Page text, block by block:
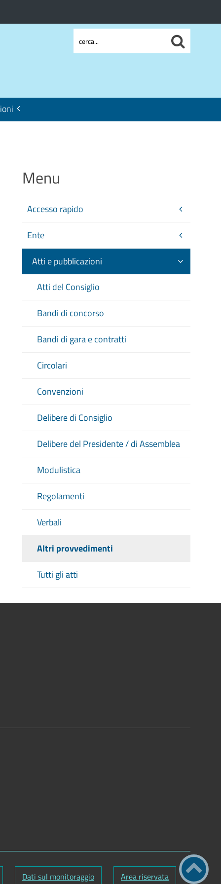
Menu
Accesso rapido
Ente
Atti e pubblicazioni
Atti del Consiglio
Bandi di concorso
Bandi di gara e contratti
Circolari
Convenzioni
Delibere di Consiglio
Delibere del Presidente / di Assemblea
Modulistica
Regolamenti
Verbali
Altri provvedimenti
Tutti gli atti
Dati sul monitoraggio Area riservata